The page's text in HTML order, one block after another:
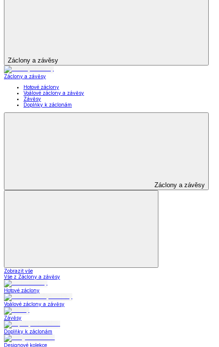
Záclony a závěsy
Záclony a závěsy
Hotové záclony
Voálové záclony a závěsy
Závěsy
Doplňky k záclonám
Záclony a závěsy
Zobrazit vše
Vše z Záclony a závěsy
Hotové záclony
Voálové záclony a závěsy
Závěsy
Doplňky k záclonám
Designové kolekce